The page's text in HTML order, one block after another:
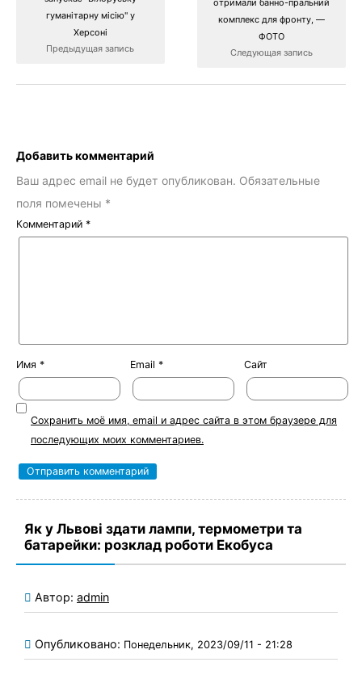
гуманітарну місію" у
Херсоні
Предыдущая запись
отримали банно-пральний
комплекс для фронту, —
ФОТО
Следующая запись
Добавить комментарий
Ваш адрес email не будет опубликован. Обязательные
поля помечены *
Комментарий *
Имя * Email * Сайт
Сохранить моё имя, email и адрес сайта в этом браузере для
последующих моих комментариев.
Як у Львові здати лампи, термометри та
батарейки: розклад роботи Екобуса
Автор: admin
Опубликовано: Понедельник, 2023/09/11 - 21:28